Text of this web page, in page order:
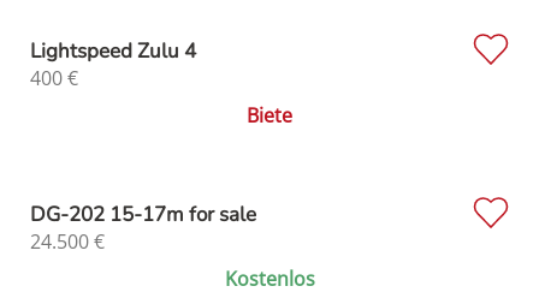
Lightspeed Zulu 4
400€
Biete
DG-202 15-17m for sale
24.500€
Kostenlos